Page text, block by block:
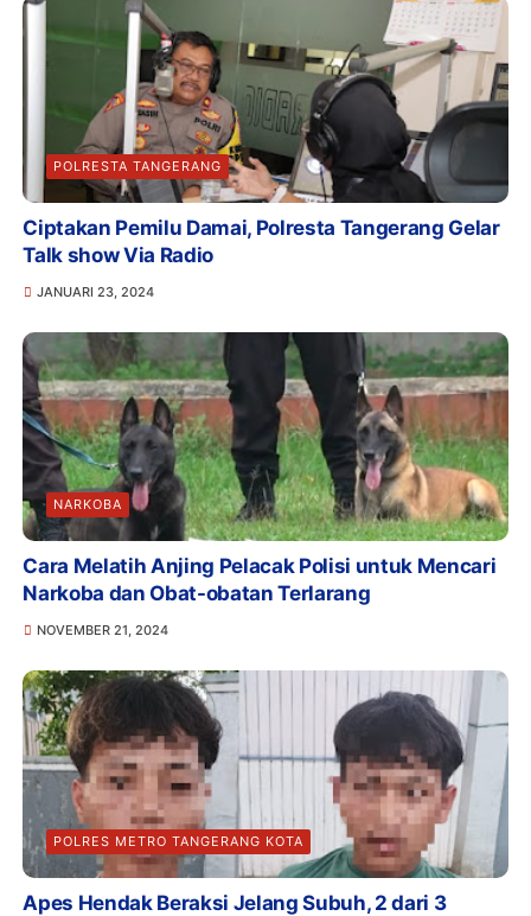
POLRESTA TANGERANG
Ciptakan Pemilu Damai, Polresta Tangerang Gelar
Talk show Via Radio
JANUARI 23, 2024
NARKOBA
Cara Melatih Anjing Pelacak Polisi untuk Mencari
Narkoba dan Obat-obatan Terlarang
NOVEMBER 21, 2024
POLRES METRO TANGERANG KOTA
Apes Hendak Beraksi Jelang Subuh, 2 dari 3